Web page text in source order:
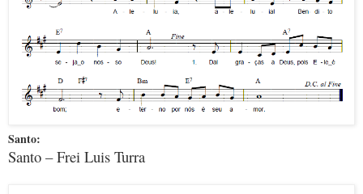
Santo:
Santo – Frei Luis Turra